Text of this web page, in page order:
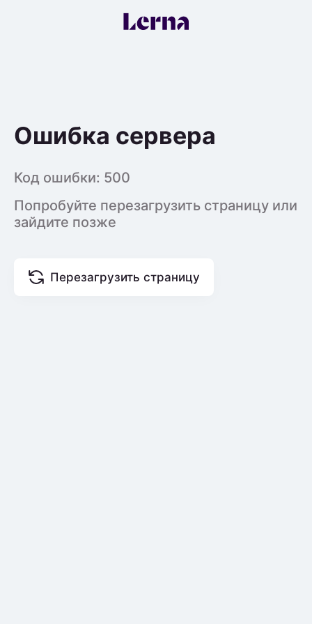
Ошибка сервера
Код ошибки: 500
Попробуйте перезагрузить страницу или
зайдите позже
Перезагрузить страницу